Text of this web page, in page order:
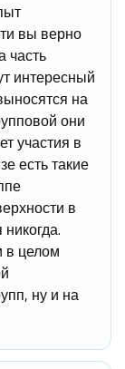
вы верно
часть
интересный
на
они
участия в
есть такие
в
в целом
ну и на